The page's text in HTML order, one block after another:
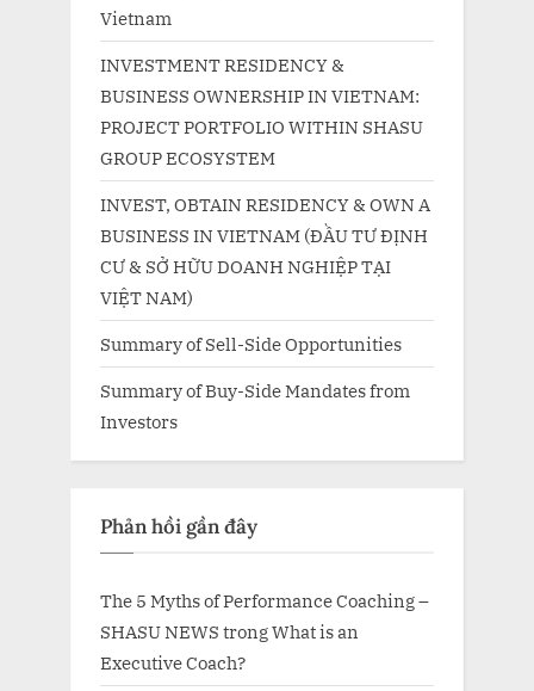
Vietnam
INVESTMENT RESIDENCY &
BUSINESS OWNERSHIP IN VIETNAM:
PROJECT PORTFOLIO WITHIN SHASU
GROUP ECOSYSTEM
INVEST, OBTAIN RESIDENCY & OWN A
BUSINESS IN VIETNAM (ĐẦU TƯ ĐỊNH
CƯ & SỞ HỮU DOANH NGHIỆP TẠI
VIỆT NAM)
Summary of Sell-Side Opportunities
Summary of Buy-Side Mandates from
Investors
Phản hồi gần đây
The 5 Myths of Performance Coaching –
SHASU NEWS trongWhat is an
Executive Coach?